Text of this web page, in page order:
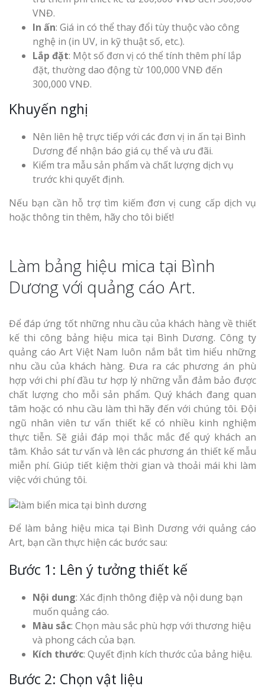
VNĐ.
In ấn: Giá in có thể thay đổi tùy thuộc vào công
nghệ in (in UV, in kỹ thuật số, etc.).
Lắp đặt: Một số đơn vị có thể tính thêm phí lắp
đặt, thường dao động từ 100,000 VNĐ đến
300,000 VNĐ.
Khuyến nghị
Nên liên hệ trực tiếp với các đơn vị in ấn tại Bình
Dương để nhận báo giá cụ thể và ưu đãi.
Kiểm tra mẫu sản phẩm và chất lượng dịch vụ
trước khi quyết định.
Nếu bạn cần hỗ trợ tìm kiếm đơn vị cung cấp dịch vụ
hoặc thông tin thêm, hãy cho tôi biết!
Làm bảng hiệu mica tại Bình
Dương với quảng cáo Art.
Để đáp ứng tốt những nhu cầu của khách hàng về thiết
kế thi công bảng hiệu mica tại Bình Dương. Công ty
quảng cáo Art Việt Nam luôn nắm bắt tìm hiểu những
nhu cầu của khách hàng. Đưa ra các phương án phù
hợp với chi phí đầu tư hợp lý những vẫn đảm bảo được
chất lượng cho mỗi sản phẩm. Quý khách đang quan
tâm hoặc có nhu cầu làm thì hãy đến với chúng tôi. Đội
ngũ nhân viên tư vấn thiết kế có nhiều kinh nghiệm
thực tiễn. Sẽ giải đáp mọi thắc mắc để quý khách an
tâm. Khảo sát tư vấn và lên các phương án thiết kế mẫu
miễn phí. Giúp tiết kiệm thời gian và thoải mái khi làm
việc với chúng tôi.
Để làm bảng hiệu mica tại Bình Dương với quảng cáo
Art, bạn cần thực hiện các bước sau:
Bước 1: Lên ý tưởng thiết kế
Nội dung: Xác định thông điệp và nội dung bạn
muốn quảng cáo.
Màu sắc: Chọn màu sắc phù hợp với thương hiệu
và phong cách của bạn.
Kích thước: Quyết định kích thước của bảng hiệu.
Bước 2: Chọn vật liệu